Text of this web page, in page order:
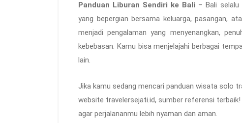
Panduan Liburan Sendiri ke Bali – Bali
yang bepergian bersama keluarga, pasangan,
menjadi pengalaman yang menyenangkan,
kebebasan. Kamu bisa menjelajahi berbagai
lain.
Jika kamu sedang mencari panduan wisata solo
website travelersejati.id, sumber referensi
agar perjalananmu lebih nyaman dan aman.